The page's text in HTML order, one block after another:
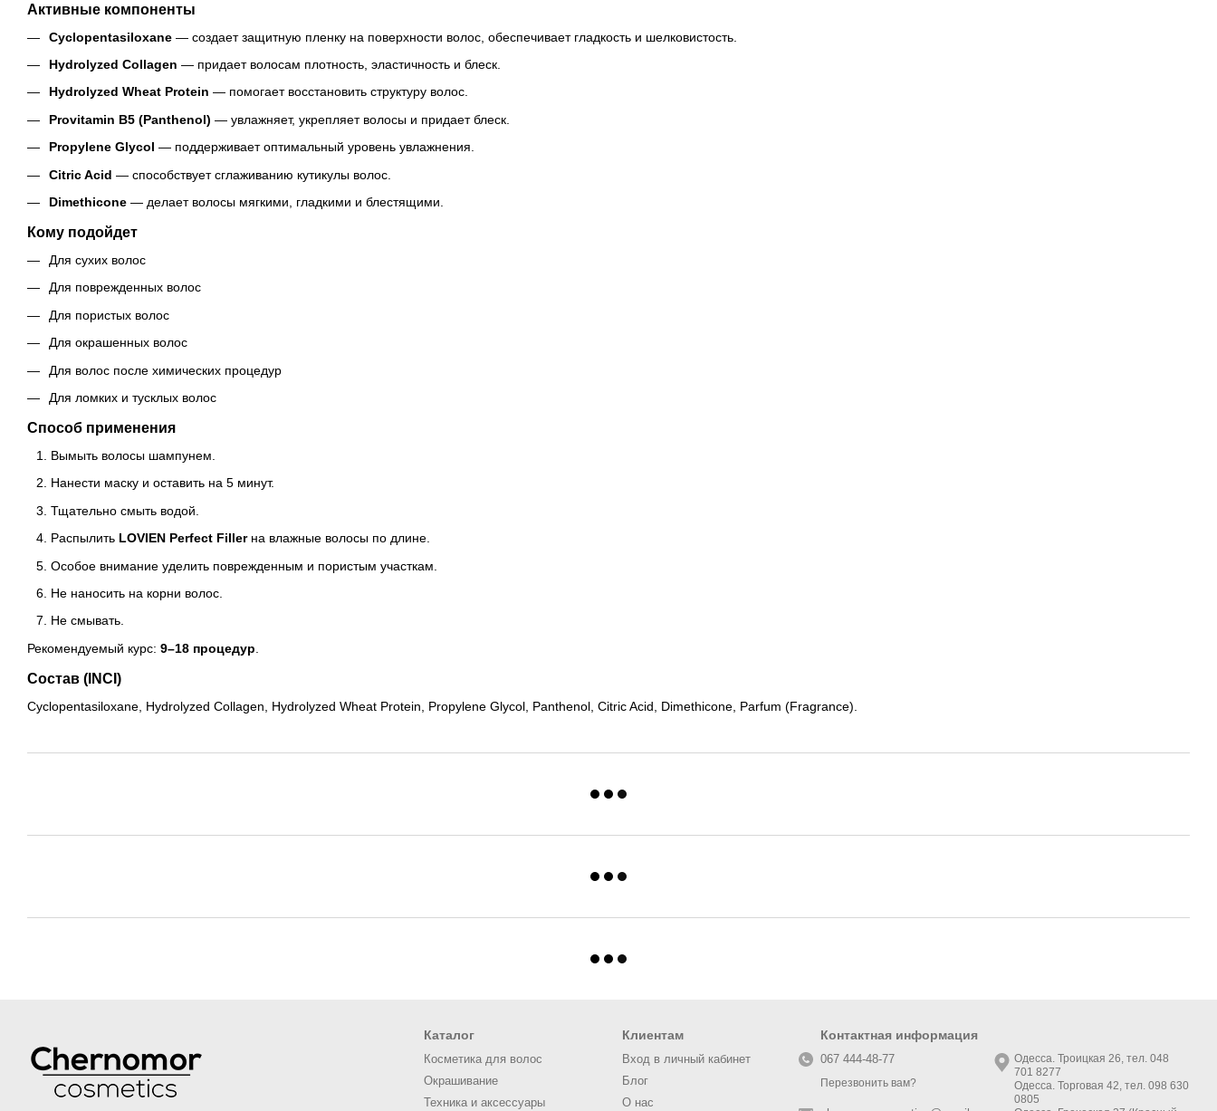
Активные компоненты
Cyclopentasiloxane — создает защитную пленку на поверхности волос, обеспечивает гладкость и шелковистость.
Hydrolyzed Collagen — придает волосам плотность, эластичность и блеск.
Hydrolyzed Wheat Protein — помогает восстановить структуру волос.
Provitamin B5 (Panthenol) — увлажняет, укрепляет волосы и придает блеск.
Propylene Glycol — поддерживает оптимальный уровень увлажнения.
Citric Acid — способствует сглаживанию кутикулы волос.
Dimethicone — делает волосы мягкими, гладкими и блестящими.
Кому подойдет
Для сухих волос
Для поврежденных волос
Для пористых волос
Для окрашенных волос
Для волос после химических процедур
Для ломких и тусклых волос
Способ применения
Вымыть волосы шампунем.
Нанести маску и оставить на 5 минут.
Тщательно смыть водой.
Распылить LOVIEN Perfect Fillerна влажные волосы по длине.
Особое внимание уделить поврежденным и пористым участкам.
Не наносить на корни волос.
Не смывать.
Рекомендуемый курс: 9–18 процедур
Состав (INCI)
Cyclopentasiloxane, Hydrolyzed Collagen, Hydrolyzed Wheat Protein, Propylene Glycol, Panthenol, Citric Acid, Dimethicone, Parfum (Fragrance).
Каталог
Косметика для волос
Окрашивание
Техника и аксессуары
Клиентам
Вход в личный кабинет
Блог
О нас
Контактная информация
067 444-48-77
Перезвонить вам?
Одесса. Троицкая 26, тел. 048
701 8277
Одесса. Торговая 42, тел. 098 630
0805